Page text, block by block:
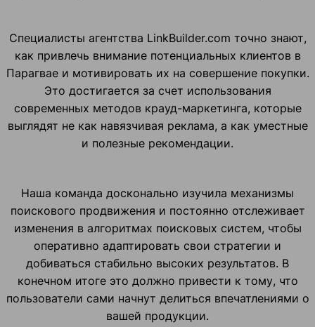
Специалисты агентства LinkBuilder.com точно знают,
как привлечь внимание потенциальных клиентов в
Парагвае и мотивировать их на совершение покупки.
Это достигается за счет использования
современных методов крауд-маркетинга, которые
выглядят не как навязчивая реклама, а как уместные
и полезные рекомендации.
Наша команда досконально изучила механизмы
поискового продвижения и постоянно отслеживает
изменения в алгоритмах поисковых систем, чтобы
оперативно адаптировать свои стратегии и
добиваться стабильно высоких результатов. В
конечном итоге это должно привести к тому, что
пользователи сами начнут делиться впечатлениями о
вашей продукции.